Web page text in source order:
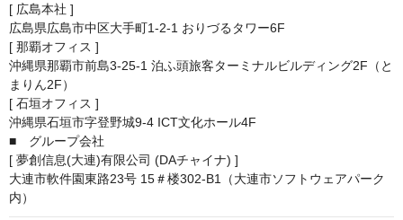
[ 広島本社 ]
広島県広島市中区大手町1-2-1 おりづるタワー6F
[ 那覇オフィス ]
沖縄県那覇市前島3-25-1 泊ふ頭旅客ターミナルビルディング2F（と
まりん2F）
[ 石垣オフィス ]
沖縄県石垣市字登野城9-4 ICT文化ホール4F
■　グループ会社
[ 夢創信息(大連)有限公司 (DAチャイナ) ]
大連市軟件園東路23号 15＃楼302-B1（大連市ソフトウェアパーク
内）